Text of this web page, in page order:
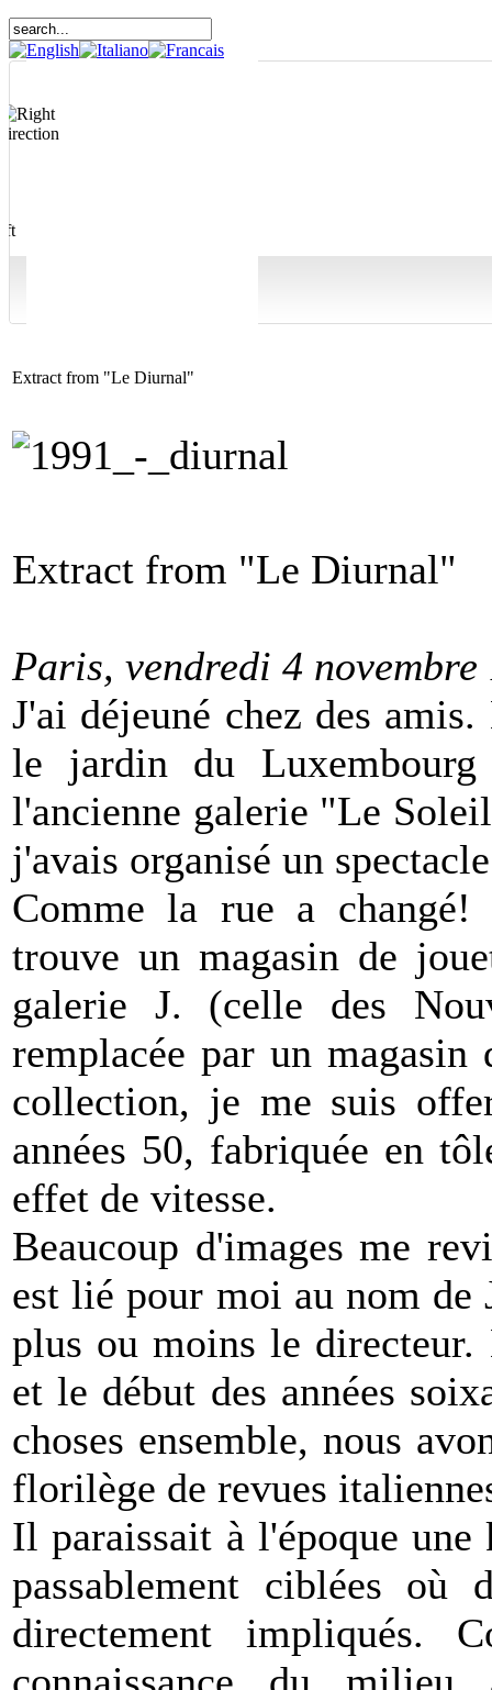
Extract from "Le Diurnal"
Extract from "Le Diurnal"
Paris, vendredi 4 novembre
J'ai déjeuné chez des
le jardin du
l'ancienne galerie "Le
j'avais organisé un
Comme la rue a
trouve un magasin de
galerie J. (celle des
remplacée par un
collection, je me suis
années 50, fabriquée en
effet de vitesse.
Beaucoup d'images me
est lié pour moi au nom de
plus ou moins le directeur.
et le début des années
choses ensemble, nous
florilège de revues
Il paraissait à l'époque
passablement ciblées où
directement impliqués.